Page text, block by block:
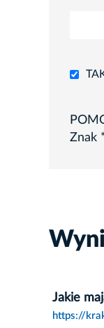
Znak
Jakie
https://